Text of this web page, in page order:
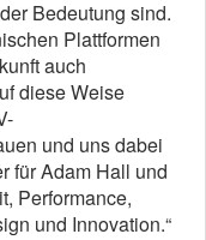
Bedeutung sind.
Plattformen
auch
diese Weise
und uns dabei
für Adam Hall und
Performance,
und Innovation.“